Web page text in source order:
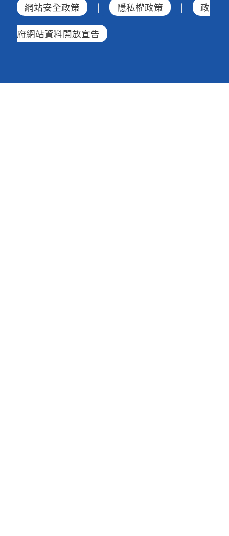
網站安全政策 | 隱私權政策 | 政
府網站資料開放宣告